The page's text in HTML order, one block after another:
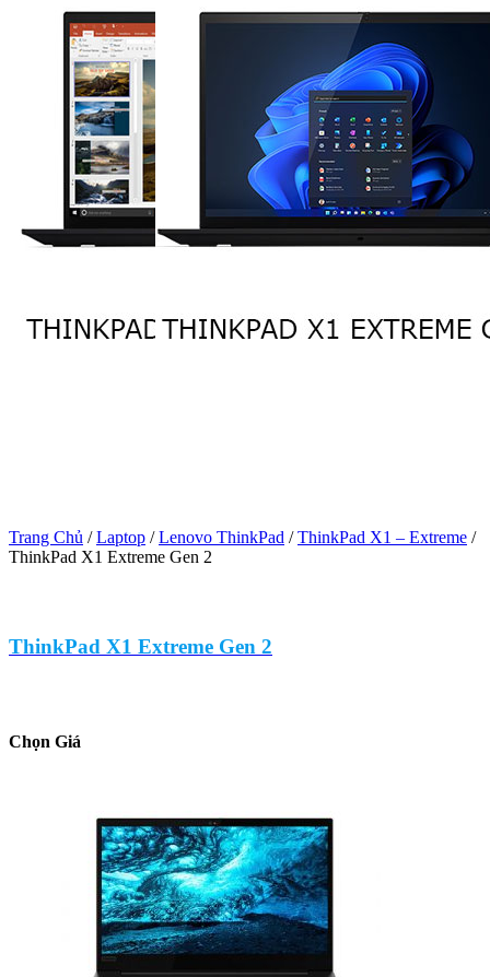
Trang Chủ /Laptop /Lenovo ThinkPad /ThinkPad X1 – Extreme /
ThinkPad X1 Extreme Gen 2
ThinkPad X1 Extreme Gen 2
Chọn Giá